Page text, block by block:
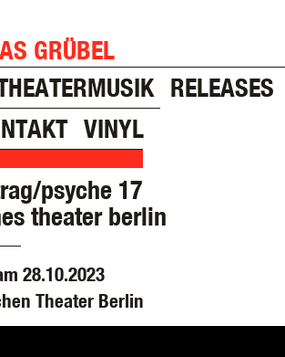
GRÜBEL
RELEASES
VINYL
psyche 17
theater berlin
28.10.2023
Theater Berlin